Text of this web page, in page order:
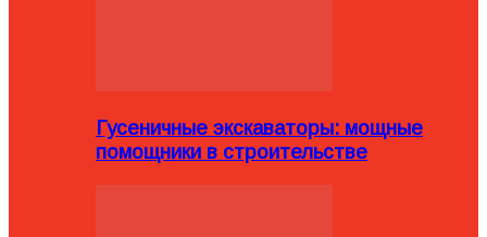
Гусеничные экскаваторы: мощные
помощники в строительстве